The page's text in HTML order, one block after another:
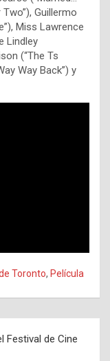
Guillermo
Miss Lawrence
Lindley
(“The Ts
Way Back”) y
Toronto, Película
Festival de Cine